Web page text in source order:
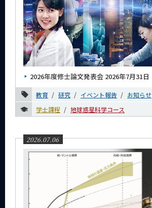
2026年度修士論文発表会 2026年7月31日
教育 研究 イベント報告
お知らせ
学士課程
地球惑星科学コース
2026.07.06